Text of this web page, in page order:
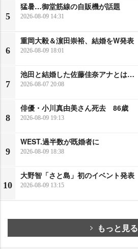
5
猛暑…御堂筋線の自販機が話題
2026-08-09 14:31
6
重岡大毅＆濵田崇裕、結婚をW発表
2026-08-09 18:01
7
池田と結婚した佐藤佳奈アナとは…
2026-08-07 20:08
8
俳優・小川真由美さん死去 86歳
2026-08-09 19:13
9
WEST.過半数が既婚者に
2026-08-09 18:38
10
大野智「さと島」初のイベント発表
2026-08-09 13:15
もっと見る